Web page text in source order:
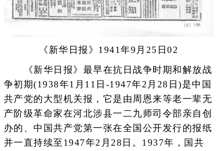
《新华日报》1941年9月25日02
《新华日报》最早在抗日战争时期和解放战
争初期(1938年1月11日-1947年2月28日)是中国
共产党的大型机关报，它是由周恩来等老一辈无
产阶级革命家在河北涉县一二九师司令部亲自创
办的、中国共产党第一张在全国公开发行的报纸
并一直持续至1947年2月28日。1937年，国共